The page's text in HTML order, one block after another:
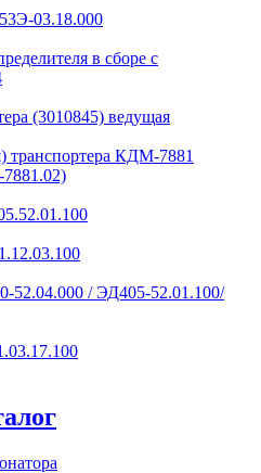
03.18.000
в сборе с
(3010845) ведущая
транспортера КДМ-7881
52.04.000 / ЭД405-52.01.100/